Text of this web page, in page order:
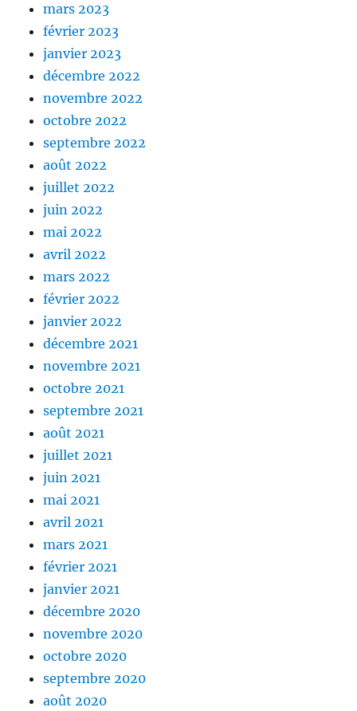
mars 2023
février 2023
janvier 2023
décembre 2022
novembre 2022
octobre 2022
septembre 2022
août 2022
juillet 2022
juin 2022
mai 2022
avril 2022
mars 2022
février 2022
janvier 2022
décembre 2021
novembre 2021
octobre 2021
septembre 2021
août 2021
juillet 2021
juin 2021
mai 2021
avril 2021
mars 2021
février 2021
janvier 2021
décembre 2020
novembre 2020
octobre 2020
septembre 2020
août 2020